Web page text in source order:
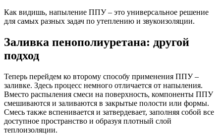
Как видишь, напыление ППУ – это универсальное решение
для самых разных задач по утеплению и звукоизоляции.
Заливка пенополиуретана: другой
подход
Теперь перейдем ко второму способу применения ППУ –
заливке. Здесь процесс немного отличается от напыления.
Вместо распыления смеси на поверхность, компоненты ППУ
смешиваются и заливаются в закрытые полости или формы.
Смесь также вспенивается и затвердевает, заполняя собой все
доступное пространство и образуя плотный слой
теплоизоляции.